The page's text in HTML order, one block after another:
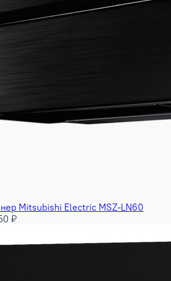
Mitsubishi Electric MSZ-LN60
₽